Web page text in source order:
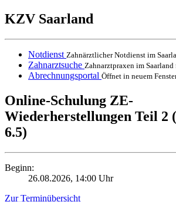
KZV Saarland
Notdienst Zahnärztlicher Notdienst im
Zahnarztsuche Zahnarztpraxen im
Abrechnungsportal Öffnet in neuem
Online-Schulung ZE-
Wiederherstellungen Teil 2
6.5)
Beginn:
26.08.2026, 14:00 Uhr
Zur Terminübersicht